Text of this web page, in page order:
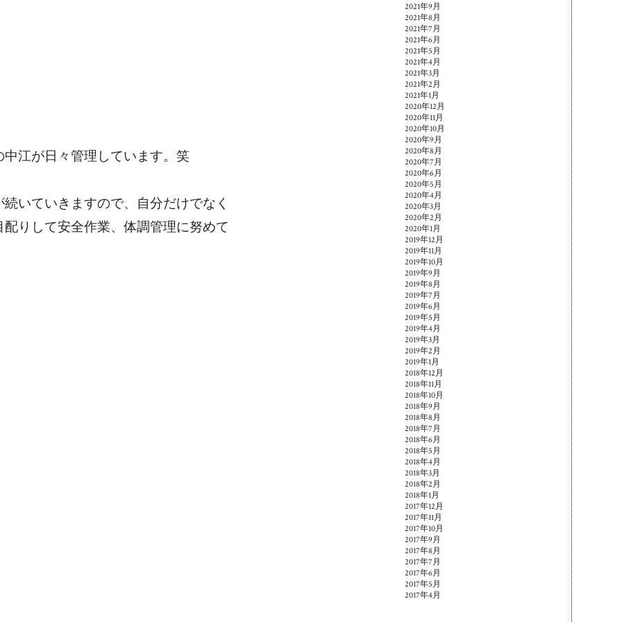
江が日々管理しています。笑
いていきますので、自分だけでなく
りして安全作業、体調管理に努めて
2021年9月
2021年8月
2021年7月
2021年6月
2021年5月
2021年4月
2021年3月
2021年2月
2021年1月
2020年12月
2020年11月
2020年10月
2020年9月
2020年8月
2020年7月
2020年6月
2020年5月
2020年4月
2020年3月
2020年2月
2020年1月
2019年12月
2019年11月
2019年10月
2019年9月
2019年8月
2019年7月
2019年6月
2019年5月
2019年4月
2019年3月
2019年2月
2019年1月
2018年12月
2018年11月
2018年10月
2018年9月
2018年8月
2018年7月
2018年6月
2018年5月
2018年4月
2018年3月
2018年2月
2018年1月
2017年12月
2017年11月
2017年10月
2017年9月
2017年8月
2017年7月
2017年6月
2017年5月
2017年4月